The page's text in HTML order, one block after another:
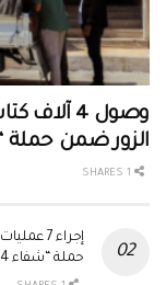
وصول 4
الزور ضمن حملة
إجراء
حملة “شفاء 4”